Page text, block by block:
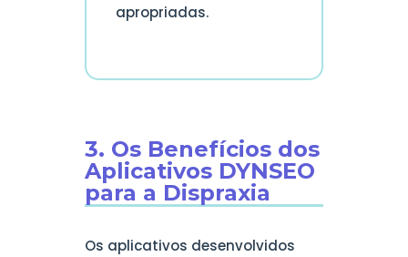
apropriadas.
3. Os Benefícios dos
Aplicativos DYNSEO
para a Dispraxia
Os aplicativos desenvolvidos